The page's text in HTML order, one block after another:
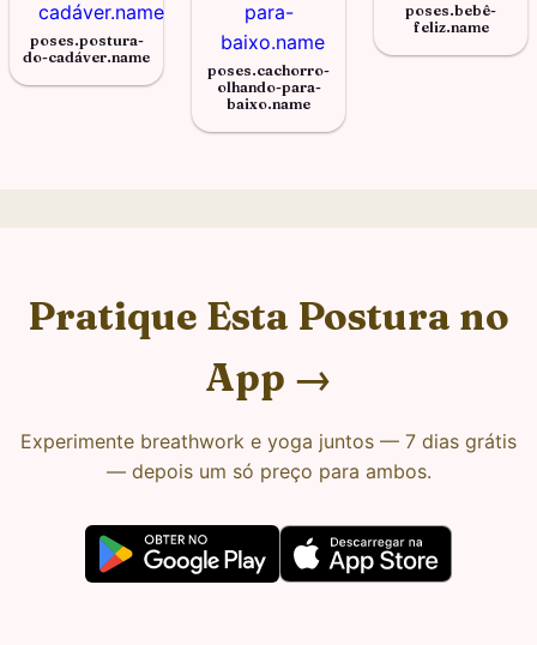
poses.postura-
do-cadáver.name
poses.cachorro-
olhando-para-
baixo.name
poses.bebê-
feliz.name
Pratique Esta Postura no
App →
Experimente breathwork e yoga juntos — 7 dias grátis
— depois um só preço para ambos.